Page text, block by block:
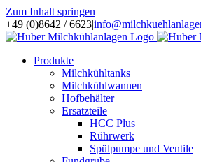
Zum Inhalt springen
+49 (0)8642 / 6623|
Produkte
Milchkühltanks
Milchkühlwannen
Hofbehälter
Ersatzteile
HCC Plus
Rührwerk
Spülpumpe und Ventile